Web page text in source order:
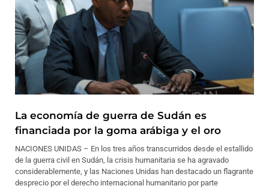
La economía de guerra de Sudán es
financiada por la goma arábiga y el oro
NACIONES UNIDAS – En los tres años transcurridos desde el estallido
de la guerra civil en Sudán, la crisis humanitaria se ha agravado
considerablemente, y las Naciones Unidas han destacado un flagrante
desprecio por el derecho internacional humanitario por parte